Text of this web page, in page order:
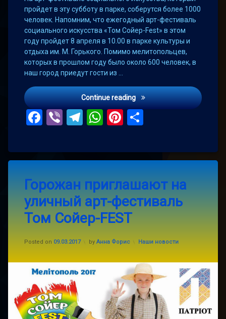
пройдет в эту субботу в парке, соберутся более 1000
человек. Напомним, что ежегодный арт-фестиваль
социального искусства «Том Сойер-Fest» в этом
году пройдет 8 апреля в 10.00 в парке культуры и
отдыха им. М. Горького. Помимо мелитопольцев,
которых в прошлом году было около 600 человек, в
наш город приедут гости из …
Continue readingМелитопольский Том
Facebook
ViberTelegram
WhatsApp
Pinterest
Горожан приглашают на
уличный арт-фестиваль
Том Сойер-FEST
Posted on 09.03.2017
Updated on 12.03.2017
by Анна Форис Categories:
Наши новости
арт-
фестиваль
ежегодный
арт-
a
Comment
on
Горожан
приглашают
на
арт-
Том
Сойер-